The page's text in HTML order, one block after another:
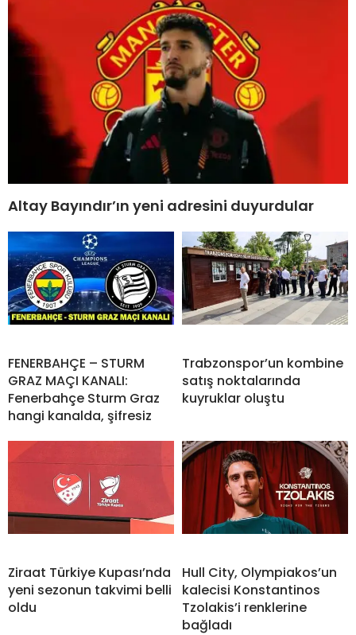
Altay Bayındır’ın yeni adresini duyurdular
FENERBAHÇE – STURM
GRAZ MAÇI KANALI:
Fenerbahçe Sturm Graz
hangi kanalda, şifresiz
Trabzonspor’un kombine
satış noktalarında
kuyruklar oluştu
Ziraat Türkiye Kupası’nda
yeni sezonun takvimi belli
oldu
Hull City, Olympiakos’un
kalecisi Konstantinos
Tzolakis’i renklerine
bağladı